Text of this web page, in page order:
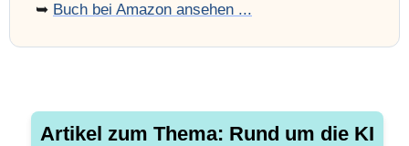
➥ Buch bei Amazon ansehen ...
Artikel zum Thema: Rund um die KI